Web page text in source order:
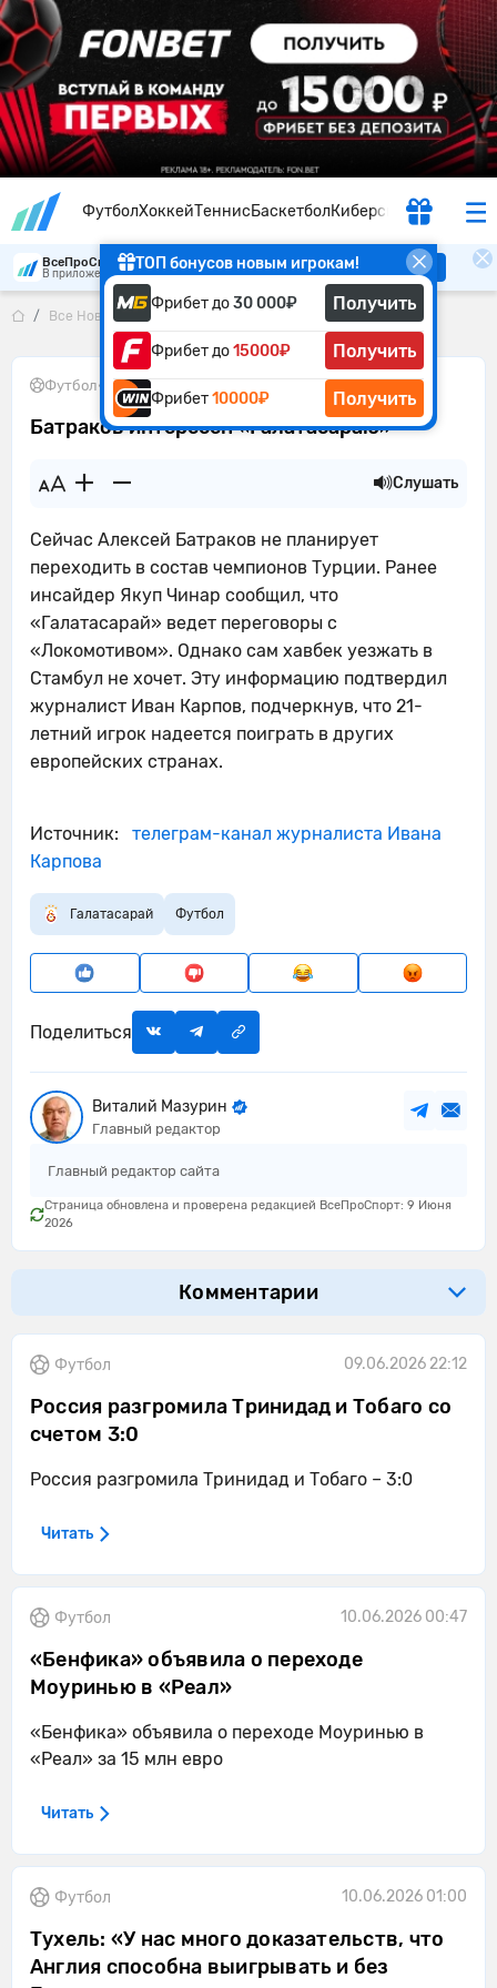
ФутболХоккейТеннисБаскетболКиберспорт
ТОП бонусов новым игрокам!
Фрибет до30 000₽ Получить
Фрибет до15000₽ Получить
Фрибет10000₽ Получить
ВсеПроСпорт
В приложении удобнее Скачать
Все Новости Батраков интересен «Галатасараю»
Футбол• 09.06.2026
Батраков интересен «Галатасараю»
Слушать
Сейчас Алексей Батраков не планирует
переходить в состав чемпионов Турции. Ранее
инсайдер Якуп Чинар сообщил, что
«Галатасарай» ведет переговоры с
«Локомотивом». Однако сам хавбек уезжать в
Стамбул не хочет. Эту информацию подтвердил
журналист Иван Карпов, подчеркнув, что 21-
летний игрок надеется поиграть в других
европейских странах.
Источник:
телеграм-канал журналиста Ивана
Карпова
Галатасарай Футбол
Поделиться
Виталий Мазурин
Главный редактор
Главный редактор сайта
Страница обновлена и проверена редакцией ВсеПроСпорт: 9 Июня
2026
Комментарии
Футбол 09.06.2026 22:12
Россия разгромила Тринидад и Тобаго со
счетом 3:0
Россия разгромила Тринидад и Тобаго – 3:0
Читать
Футбол 10.06.2026 00:47
«Бенфика» объявила о переходе
Моуринью в «Реал»
«Бенфика» объявила о переходе Моуринью в
«Реал» за 15 млн евро
Читать
Футбол 10.06.2026 01:00
Тухель: «У нас много доказательств, что
Англия способна выигрывать и без